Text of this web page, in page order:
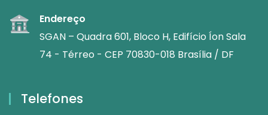
Endereço
SGAN – Quadra 601, Bloco H, Edifício Íon Sala
74 - Térreo - CEP 70830-018 Brasília / DF
Telefones